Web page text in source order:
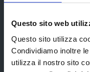
Questo sito web
Questo sito utilizza
Condividiamo inoltre
utilizza il nostro sito
La Provincia
Organi di governo
Statuto e Regolamenti